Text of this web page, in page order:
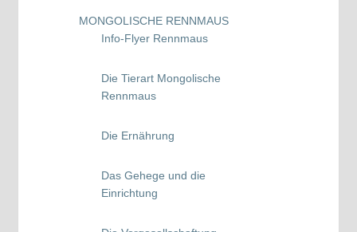
MONGOLISCHE RENNMAUS
Info-Flyer Rennmaus
Die Tierart Mongolische
Rennmaus
Die Ernährung
Das Gehege und die
Einrichtung